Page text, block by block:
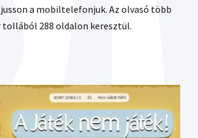
a mobiltelefonjuk. Az olvasó több
288 oldalon keresztül.